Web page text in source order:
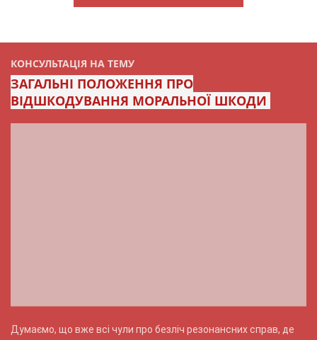
КОНСУЛЬТАЦІЯ НА ТЕМУ
ЗАГАЛЬНІ ПОЛОЖЕННЯ ПРО
ВІДШКОДУВАННЯ МОРАЛЬНОЇ ШКОДИ
Думаємо, що вже всі чули про безліч резонансних справ, де